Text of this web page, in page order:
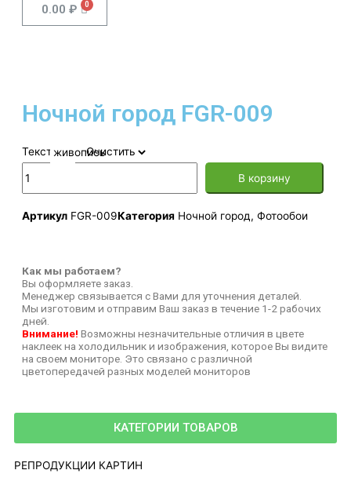
0.00 ₽
КАТЕГОРИИ ТОВАРОВ
РЕПРОДУКЦИИ КАРТИН
Ночной город FGR-009
Текстура Очистить
В корзину
Артикул FGR-009Категория Ночной город, Фотообои
Как мы работаем?
Вы оформляете заказ.
Менеджер связывается с Вами для уточнения деталей.
Мы изготовим и отправим Ваш заказ в течение 1-2 рабочих
дней.
Внимание! Возможны незначительные отличия в цвете
наклеек на холодильник и изображения, которое Вы видите
на своем мониторе. Это связано с различной
цветопередачей разных моделей мониторов